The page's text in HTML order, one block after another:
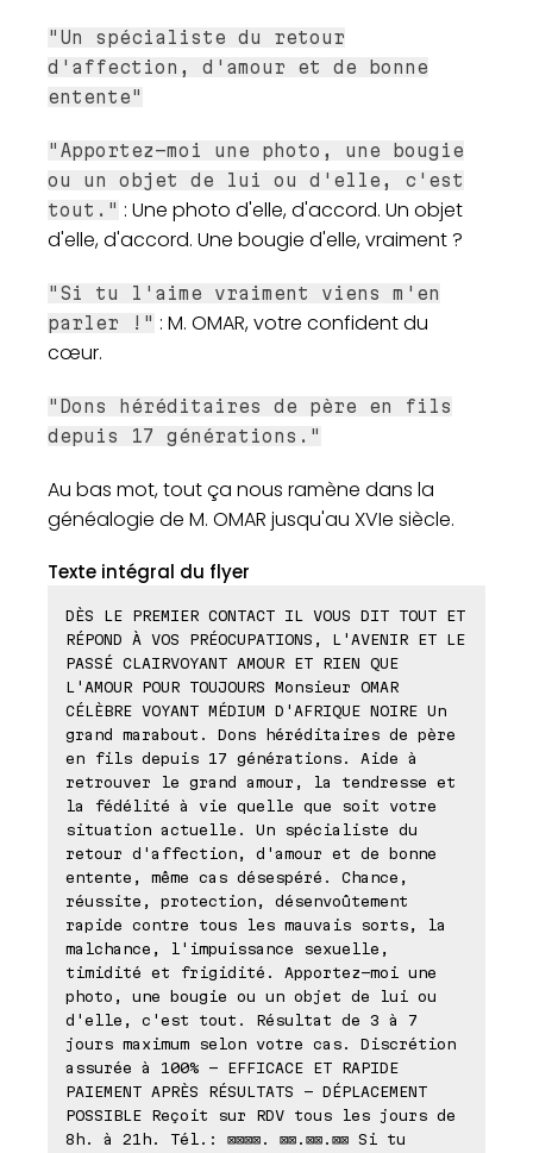
"Un spécialiste du retour
d'affection, d'amour et de bonne
entente"
"Apportez-moi une photo, une bougie
ou un objet de lui ou d'elle, c'est
tout." : Une photo d'elle, d'accord. Un objet
d'elle, d'accord. Une bougie d'elle, vraiment ?
"Si tu l'aime vraiment viens m'en
parler !" : M. OMAR, votre confident du
cœur.
"Dons héréditaires de père en fils
depuis 17 générations."
Au bas mot, tout ça nous ramène dans la
généalogie de M. OMAR jusqu'au XVIe siècle.
Texte intégral du flyer
DÈS LE PREMIER CONTACT IL VOUS DIT TOUT ET
RÉPOND À VOS PRÉOCUPATIONS, L'AVENIR ET LE
PASSÉ CLAIRVOYANT AMOUR ET RIEN QUE
L'AMOUR POUR TOUJOURS Monsieur OMAR
CÉLÈBRE VOYANT MÉDIUM D'AFRIQUE NOIRE Un
grand marabout. Dons héréditaires de père
en fils depuis 17 générations. Aide à
retrouver le grand amour, la tendresse et
la fédélité à vie quelle que soit votre
situation actuelle. Un spécialiste du
retour d'affection, d'amour et de bonne
entente, même cas désespéré. Chance,
réussite, protection, désenvoûtement
rapide contre tous les mauvais sorts, la
malchance, l'impuissance sexuelle,
timidité et frigidité. Apportez-moi une
photo, une bougie ou un objet de lui ou
d'elle, c'est tout. Résultat de 3 à 7
jours maximum selon votre cas. Discrétion
assurée à 100% - EFFICACE ET RAPIDE
PAIEMENT APRÈS RÉSULTATS - DÉPLACEMENT
POSSIBLE Reçoit sur RDV tous les jours de
8h. à 21h. Tél.: ⊠⊠⊠⊠. ⊠⊠.⊠⊠.⊠⊠ Si tu